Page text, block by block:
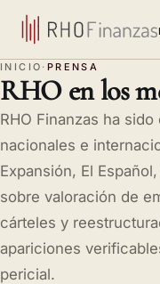
Saltar al contenido
INICIO PRENSA
RHO en los
RHO Finanzas ha
nacionales e
Expansión, El
sobre valoración de
cárteles y
apariciones
pericial.